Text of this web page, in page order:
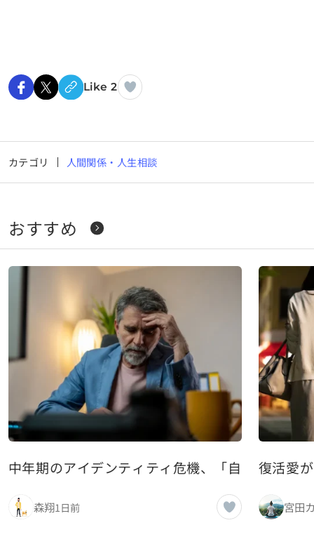
Like 2
カテゴリ 人間関係・人生相談
おすすめ
中年期のアイデンティティ危機、「自分は何者
森翔1日前
復活愛
宮田